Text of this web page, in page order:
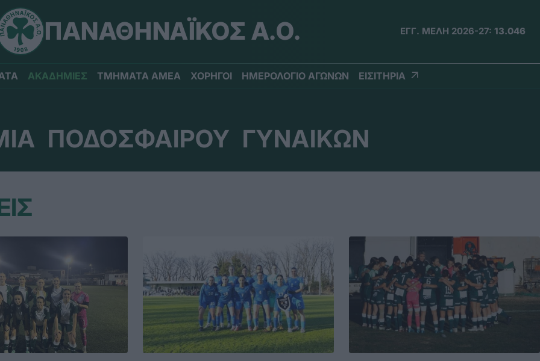
ΠΑΝΑΘΗΝΑΪΚΟΣ Α.Ο. ΕΓΓ. ΜΕΛΗ 2026-27: 13.046
ΑΚΑΔΗΜΙΕΣ ΤΜΗΜΑΤΑ ΑΜΕΑ ΧΟΡΗΓΟΙ ΗΜΕΡΟΛΟΓΙΟ ΑΓΩΝΩΝ ΕΙΣΙΤΗΡΙΑ
ΠΟΔΟΣΦΑΙΡΟΥ ΓΥΝΑΙΚΩΝ